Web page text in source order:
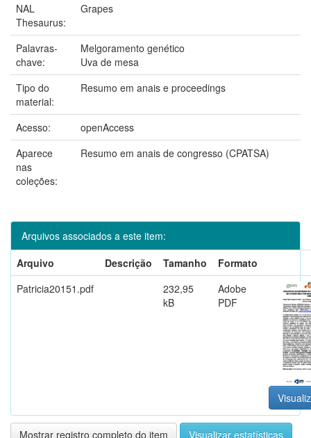
NAL
Thesaurus:
Grapes
Palavras-
chave:
Melgoramento genético
Uva de mesa
Tipo do
material:
Resumo em anais e proceedings
Acesso:
openAccess
Aparece
nas
coleções:
Resumo em anais de congresso (CPATSA)
Arquivos associados a este item:
Arquivo
Descrição Tamanho
Formato
Patricia20151.pdf
232,95
kB
Adobe
PDF
Mostrar registro completo do item Visualizar estatísticas